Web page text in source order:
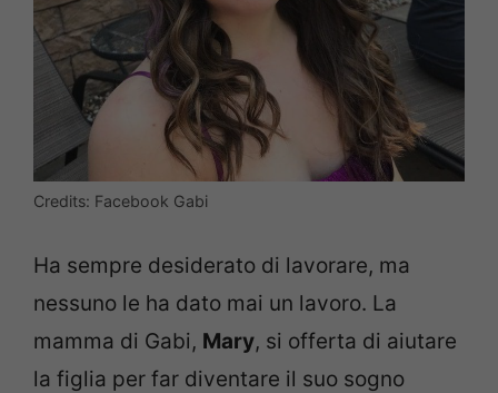
Credits: Facebook Gabi
Ha sempre desiderato di lavorare, ma
nessuno le ha dato mai un lavoro. La
mamma di Gabi, Mary, si offerta di aiutare
la figlia per far diventare il suo sogno